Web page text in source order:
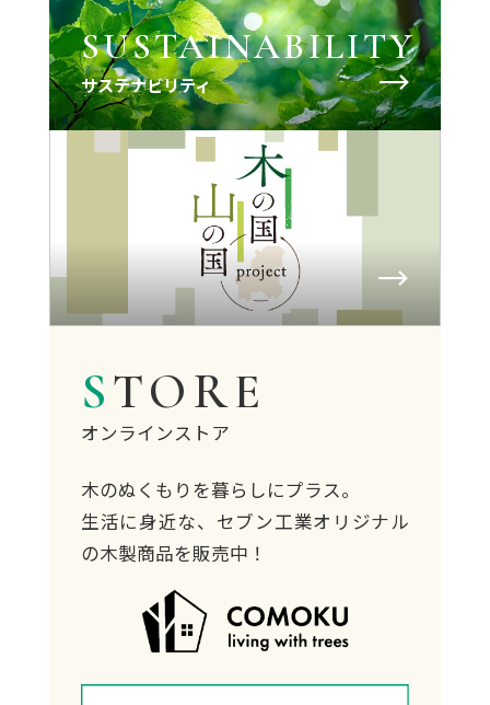
SUSTAINABILITY
サステナビリティ
STORE
オンラインストア
木のぬくもりを暮らしにプラス。
生活に身近な、セブン工業オリジナル
の木製商品を販売中！